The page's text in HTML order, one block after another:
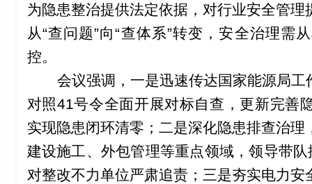
为隐患整治提供法定依据，对行业安全管
从“查问题”向“查体系”转变，安全治理需
控。
会议强调，一是迅速传达国家能源局
对照41号令全面开展对标自查，更新完善
实现隐患闭环清零；二是深化隐患排查治
建设施工、外包管理等重点领域，领导带队
对整改不力单位严肃追责；三是夯实电力